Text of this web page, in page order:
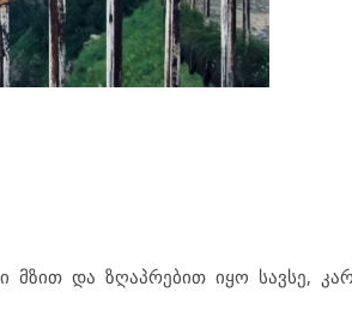
მზით და ზღაპრებით იყო სავსე,